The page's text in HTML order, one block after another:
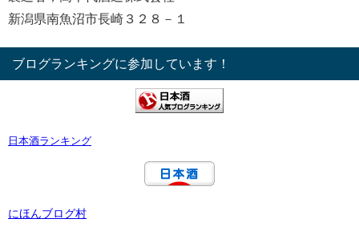
新潟県南魚沼市長崎３２８－１
ブログランキングに参加しています！
日本酒ランキング
にほんブログ村